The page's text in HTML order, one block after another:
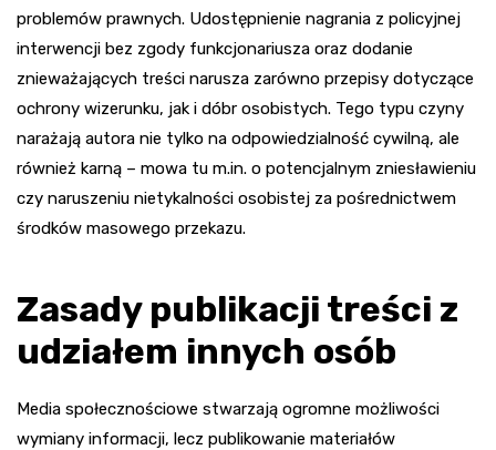
problemów prawnych. Udostępnienie nagrania z policyjnej
interwencji bez zgody funkcjonariusza oraz dodanie
znieważających treści narusza zarówno przepisy dotyczące
ochrony wizerunku, jak i dóbr osobistych. Tego typu czyny
narażają autora nie tylko na odpowiedzialność cywilną, ale
również karną – mowa tu m.in. o potencjalnym zniesławieniu
czy naruszeniu nietykalności osobistej za pośrednictwem
środków masowego przekazu.
Zasady publikacji treści z
udziałem innych osób
Media społecznościowe stwarzają ogromne możliwości
wymiany informacji, lecz publikowanie materiałów